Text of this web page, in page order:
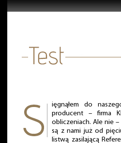
ięgnąłem do
producent – firma
obliczeniach. Ale nie –
są z nami już od
listwą zasilającą